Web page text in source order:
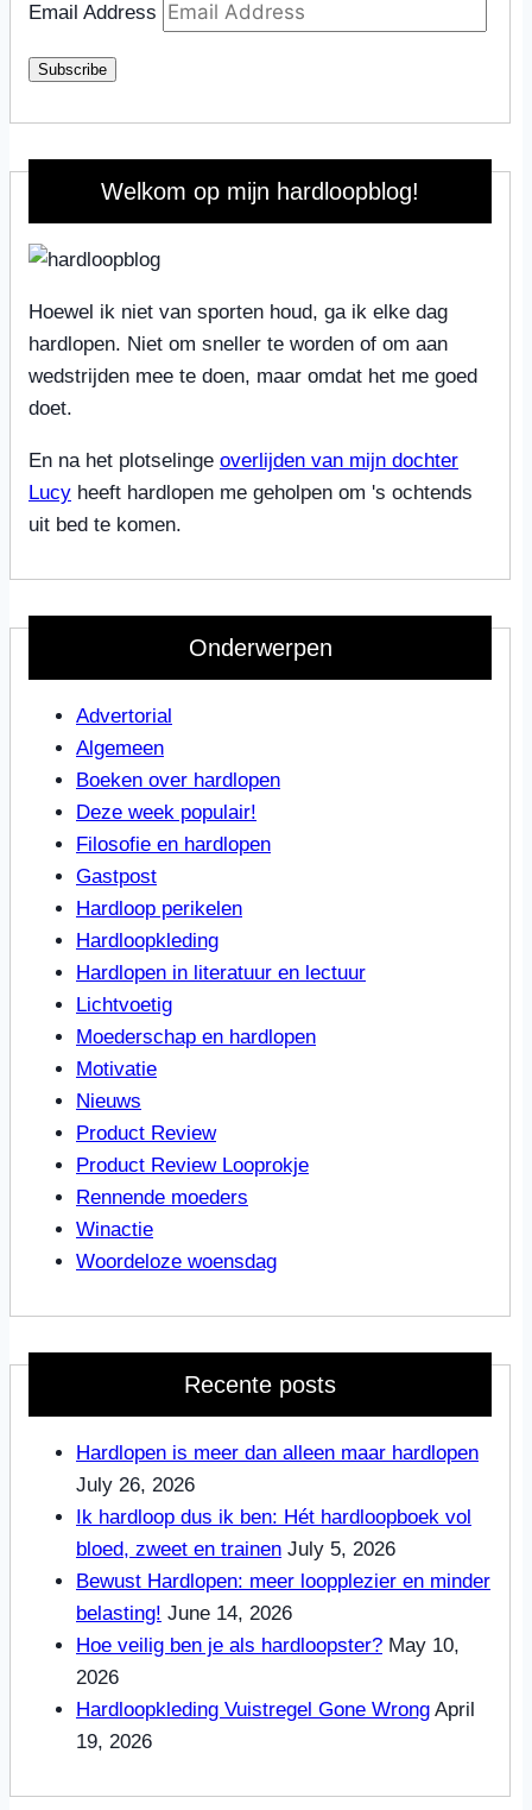
Email Address
Subscribe
Welkom op mijn hardloopblog!
Hoewel ik niet van sporten houd, ga ik elke dag
hardlopen. Niet om sneller te worden of om aan
wedstrijden mee te doen, maar omdat het me goed
doet.
En na het plotselinge overlijden van mijn dochter
Lucy heeft hardlopen me geholpen om 's ochtends
uit bed te komen.
Onderwerpen
Advertorial
Algemeen
Boeken over hardlopen
Deze week populair!
Filosofie en hardlopen
Gastpost
Hardloop perikelen
Hardloopkleding
Hardlopen in literatuur en lectuur
Lichtvoetig
Moederschap en hardlopen
Motivatie
Nieuws
Product Review
Product Review Looprokje
Rennende moeders
Winactie
Woordeloze woensdag
Recente posts
Hardlopen is meer dan alleen maar hardlopen
July 26, 2026
Ik hardloop dus ik ben: Hét hardloopboek vol
bloed, zweet en trainen July 5, 2026
Bewust Hardlopen: meer loopplezier en minder
belasting! June 14, 2026
Hoe veilig ben je als hardloopster? May 10,
2026
Hardloopkleding Vuistregel Gone Wrong April
19, 2026